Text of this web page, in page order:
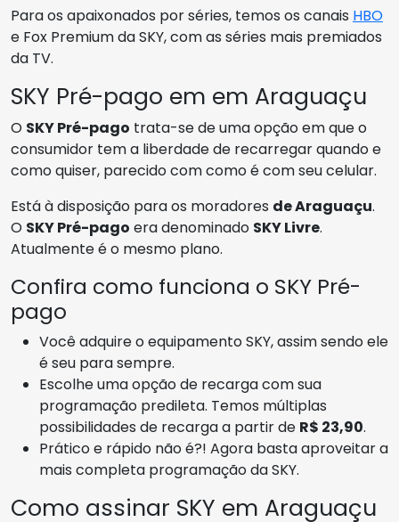
Para os apaixonados por séries, temos os canais HBO
e Fox Premium da SKY, com as séries mais premiados
da TV.
SKY Pré-pago em em Araguaçu
O SKY Pré-pago trata-se de uma opção em que o
consumidor tem a liberdade de recarregar quando e
como quiser, parecido com como é com seu celular.
Está à disposição para os moradores de Araguaçu.
O SKY Pré-pago era denominado SKY Livre.
Atualmente é o mesmo plano.
Confira como funciona o SKY Pré-
pago
Você adquire o equipamento SKY, assim sendo ele
é seu para sempre.
Escolhe uma opção de recarga com sua
programação predileta. Temos múltiplas
possibilidades de recarga a partir de R$ 23,90.
Prático e rápido não é?! Agora basta aproveitar a
mais completa programação da SKY.
Como assinar SKY em Araguaçu